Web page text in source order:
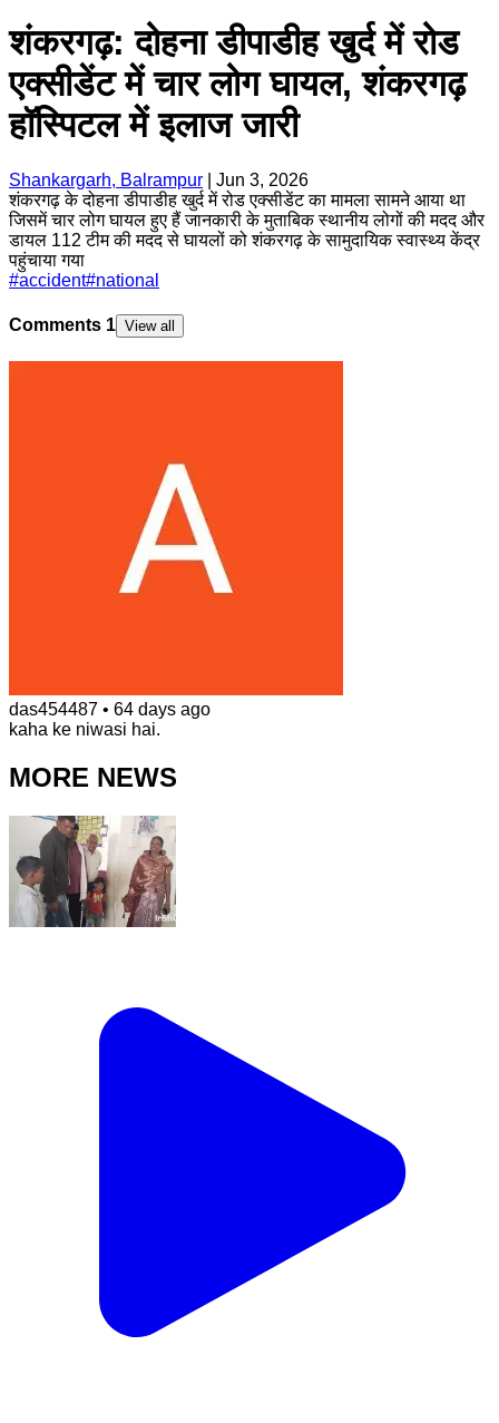
शंकरगढ़: दोहना डीपाडीह खुर्द में रोड
एक्सीडेंट में चार लोग घायल, शंकरगढ़
हॉस्पिटल में इलाज जारी
Shankargarh, Balrampur
Jun 3, 2026
शंकरगढ़ के दोहना डीपाडीह खुर्द में रोड एक्सीडेंट का मामला सामने आया था
जिसमें चार लोग घायल हुए हैं जानकारी के मुताबिक स्थानीय लोगों की मदद और
डायल 112 टीम की मदद से घायलों को शंकरगढ़ के सामुदायिक स्वास्थ्य केंद्र
पहुंचाया गया
#accident#national
Comments 1 View all
das454487 • 64 days ago
kaha ke niwasi hai.
MORE NEWS